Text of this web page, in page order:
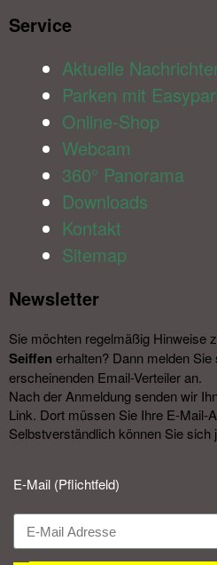
Service​
Aktuelle
Parken mit
Online-Shop
Webcam
360° Panorama
Downloads
Kontakt
Sitemap
Newsletter​
Sie möchten regelmäßig Hinweise
Seiffen erhalten? Dann melden
erscheinenden Email-Verteiler an.
Nach der Anmeldung senden wir
Link. Dort müssen Sie Ihre E-Mail-
Selbstverständlich können Sie sich
E-Mail (Pflichtfeld)